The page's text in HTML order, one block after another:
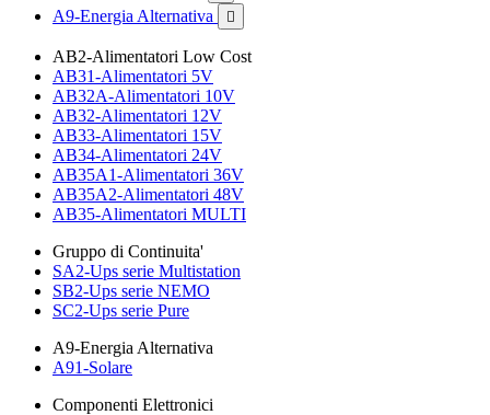
A9-Energia Alternativa 
AB2-Alimentatori Low Cost
AB31-Alimentatori 5V
AB32A-Alimentatori 10V
AB32-Alimentatori 12V
AB33-Alimentatori 15V
AB34-Alimentatori 24V
AB35A1-Alimentatori 36V
AB35A2-Alimentatori 48V
AB35-Alimentatori MULTI
Gruppo di Continuita'
SA2-Ups serie Multistation
SB2-Ups serie NEMO
SC2-Ups serie Pure
A9-Energia Alternativa
A91-Solare
Componenti Elettronici